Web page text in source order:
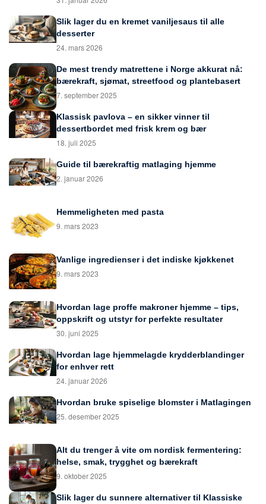
Slik lager du en kremet vaniljesaus til alle
desserter
24. mars 2026
De mest trendy matrettene i Norge akkurat nå:
bærekraft, sjømat, streetfood og plantebasert
7. september 2025
Klassisk pavlova – en sikker vinner til
dessertbordet med frisk krem og bær
18. juli 2025
Guide til bærekraftig matlaging hjemme
2. januar 2026
Hemmeligheten med pasta
9. mars 2023
Vanlige ingredienser i det indiske kjøkkenet
9. mars 2023
Hvordan lage proffe makroner hjemme – tips,
oppskrift og utstyr for perfekte resultater
30. juni 2025
Hvordan lage hjemmelagde krydderblandinger
for enhver rett
24. januar 2026
Hvordan bruke spiselige blomster i Matlagingen
25. desember 2025
Alt du trenger å vite om nordisk fermentering:
helse, smak, trygghet og bærekraft
9. oktober 2025
Slik lager du sunnere alternativer til Klassiske